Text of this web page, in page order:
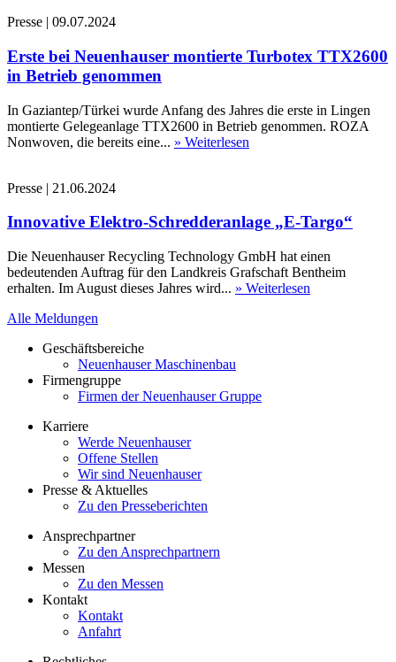
Presse | 09.07.2024
Erste bei Neuenhauser montierte Turbotex TTX2600
in Betrieb genommen
In Gaziantep/Türkei wurde Anfang des Jahres die erste in Lingen
montierte Gelegeanlage TTX2600 in Betrieb genommen. ROZA
Nonwoven, die bereits eine... » Weiterlesen
Presse | 21.06.2024
Innovative Elektro-Schredderanlage „E-Targo“
Die Neuenhauser Recycling Technology GmbH hat einen
bedeutenden Auftrag für den Landkreis Grafschaft Bentheim
erhalten. Im August dieses Jahres wird... » Weiterlesen
Alle Meldungen
Geschäftsbereiche
Neuenhauser Maschinenbau
Firmengruppe
Firmen der Neuenhauser Gruppe
Karriere
Werde Neuenhauser
Offene Stellen
Wir sind Neuenhauser
Presse & Aktuelles
Zu den Presseberichten
Ansprechpartner
Zu den Ansprechpartnern
Messen
Zu den Messen
Kontakt
Kontakt
Anfahrt